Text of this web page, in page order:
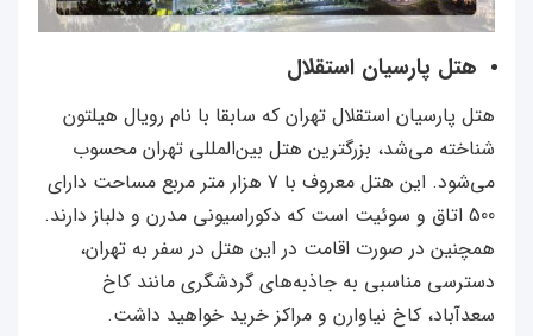
هتل پارسیان استقلال
هتل پارسیان استقلال تهران که سابقا با نام رویال هیلتون
شناخته می‌شد، بزرگترین هتل بین‌المللی تهران محسوب
می‌شود. این هتل معروف با 7 هزار متر مربع مساحت دارای
500 اتاق و سوئیت است که دکوراسیونی مدرن و دلباز دارند.
همچنین در صورت اقامت در این هتل در سفر به تهران،
دسترسی مناسبی به جاذبه‌های گردشگری مانند کاخ
سعدآباد، کاخ نیاوارن و مراکز خرید خواهید داشت.